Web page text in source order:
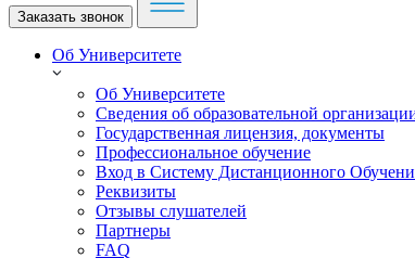
Заказать звонок
Об Университете
Об Университете
Сведения об образовательной
Государственная лицензия, документы
Профессиональное обучение
Вход в Систему Дистанционного
Реквизиты
Отзывы слушателей
Партнеры
FAQ